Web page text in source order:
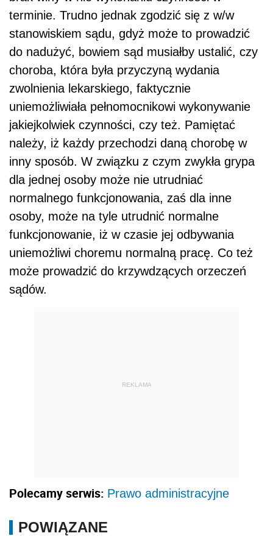
terminie. Trudno jednak zgodzić się z w/w
stanowiskiem sądu, gdyż może to prowadzić
do nadużyć, bowiem sąd musiałby ustalić, czy
choroba, która była przyczyną wydania
zwolnienia lekarskiego, faktycznie
uniemożliwiała pełnomocnikowi wykonywanie
jakiejkolwiek czynności, czy też. Pamiętać
należy, iż każdy przechodzi daną chorobę w
inny sposób. W związku z czym zwykła grypa
dla jednej osoby może nie utrudniać
normalnego funkcjonowania, zaś dla inne
osoby, może na tyle utrudnić normalne
funkcjonowanie, iż w czasie jej odbywania
uniemożliwi choremu normalną pracę. Co też
może prowadzić do krzywdzących orzeczeń
sądów.
REKLAMA
Polecamy serwis: Prawo administracyjne
POWIĄZANE